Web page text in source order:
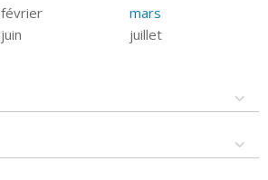
février
mars
juin
juillet